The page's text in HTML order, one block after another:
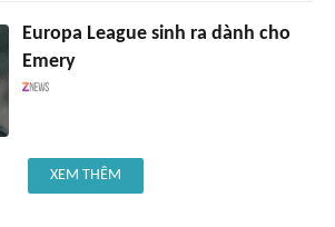
Europa League sinh ra dành cho
Emery
XEM THÊM